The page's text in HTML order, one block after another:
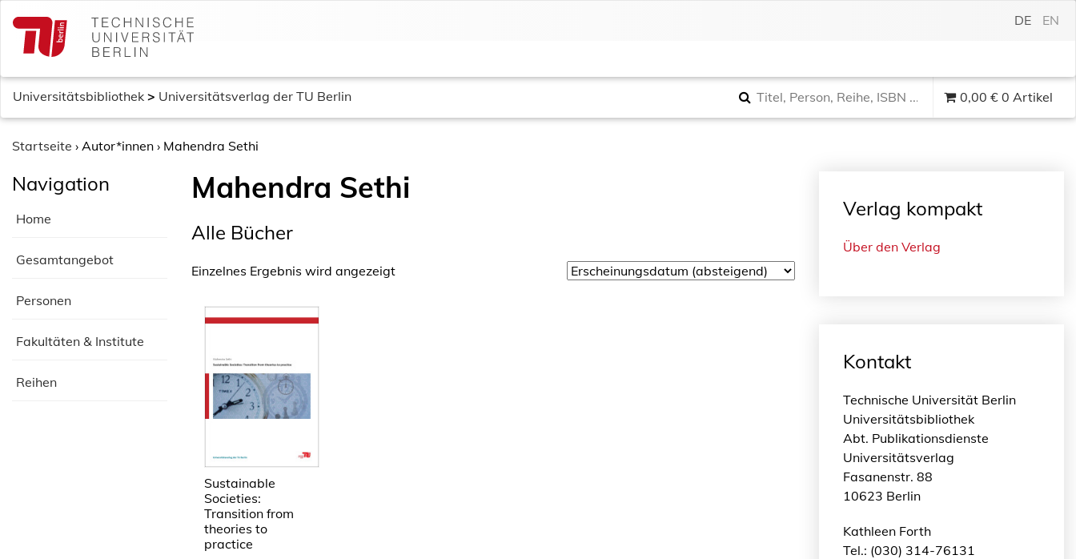
c
DE EN
Universitätsbibliothek > Universitätsverlag der TU Berlin 0,00 € 0 Artikel
Startseite › Autor*innen › Mahendra Sethi
Navigation
Home
Gesamtangebot
Personen
Fakultäten & Institute
Reihen
Mahendra Sethi
Alle Bücher
Einzelnes Ergebnis wird angezeigt
Sustainable
Societies:
Transition from
theories to
practice
Verlag kompakt
Über den Verlag
Kontakt
Technische Universität Berlin
Universitätsbibliothek
Abt. Publikationsdienste
Universitätsverlag
Fasanenstr. 88
10623 Berlin
Kathleen Forth
Tel.: (030) 314-76131